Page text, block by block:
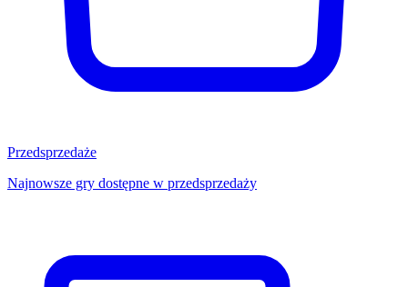
Przedsprzedaże
Najnowsze gry dostępne w przedsprzedaży